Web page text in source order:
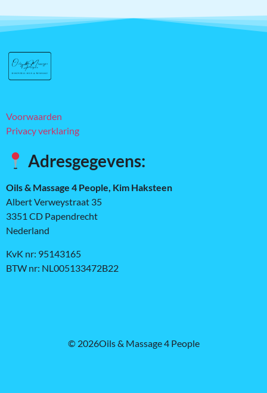
Voorwaarden
Privacy verklaring
Adresgegevens:
Oils & Massage 4 People, Kim Haksteen
Albert Verweystraat 35
3351 CD Papendrecht
Nederland
KvK nr: 95143165
BTW nr: NL005133472B22
© 2026Oils & Massage 4 People